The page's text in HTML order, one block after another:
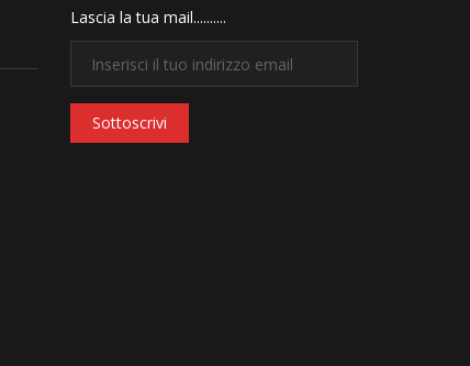
Lascia la tua mail..........
Sottoscrivi